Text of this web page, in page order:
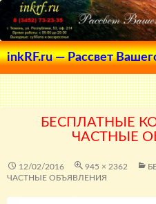
inkRF.ru — Рассвет
Поиск
К
СОДЕРЖИМОМУ
БЕСПЛАТНЫЕ
ЧАСТНЫЕ
12/02/2016 945 × 2362
ЧАСТНЫЕ ОБЪЯВЛЕНИЯ